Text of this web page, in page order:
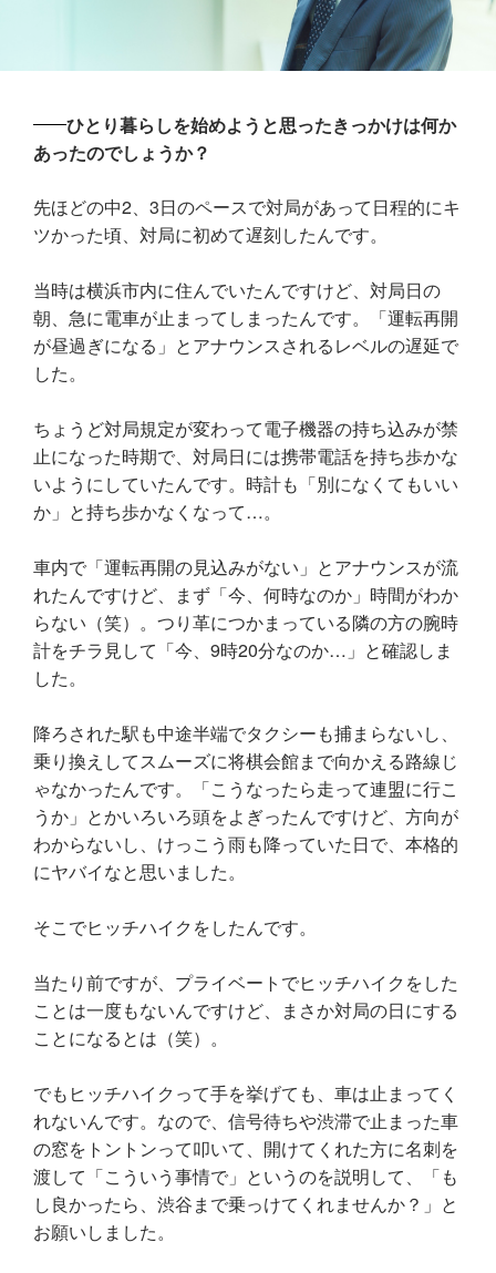
ひとり暮らしを始めようと思ったきっかけは何か
あったのでしょうか？
先ほどの中2、3日のペースで対局があって日程的にキ
ツかった頃、対局に初めて遅刻したんです。
当時は横浜市内に住んでいたんですけど、対局日の
朝、急に電車が止まってしまったんです。「運転再開
が昼過ぎになる」とアナウンスされるレベルの遅延で
した。
ちょうど対局規定が変わって電子機器の持ち込みが禁
止になった時期で、対局日には携帯電話を持ち歩かな
いようにしていたんです。時計も「別になくてもいい
か」と持ち歩かなくなって…。
車内で「運転再開の見込みがない」とアナウンスが流
れたんですけど、まず「今、何時なのか」時間がわか
らない（笑）。つり革につかまっている隣の方の腕時
計をチラ見して「今、9時20分なのか…」と確認しま
した。
降ろされた駅も中途半端でタクシーも捕まらないし、
乗り換えしてスムーズに将棋会館まで向かえる路線じ
ゃなかったんです。「こうなったら走って連盟に行こ
うか」とかいろいろ頭をよぎったんですけど、方向が
わからないし、けっこう雨も降っていた日で、本格的
にヤバイなと思いました。
そこでヒッチハイクをしたんです。
当たり前ですが、プライベートでヒッチハイクをした
ことは一度もないんですけど、まさか対局の日にする
ことになるとは（笑）。
でもヒッチハイクって手を挙げても、車は止まってく
れないんです。なので、信号待ちや渋滞で止まった車
の窓をトントンって叩いて、開けてくれた方に名刺を
渡して「こういう事情で」というのを説明して、「も
し良かったら、渋谷まで乗っけてくれませんか？」と
お願いしました。